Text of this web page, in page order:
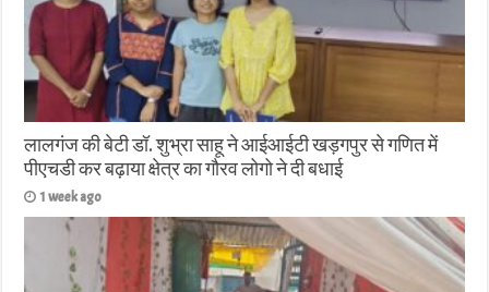
लालगंज की बेटी डॉ. शुभ्रा साहू ने आईआईटी खड़गपुर से गणित में
पीएचडी कर बढ़ाया क्षेत्र का गौरव लोगो ने दी बधाई
1 week ago